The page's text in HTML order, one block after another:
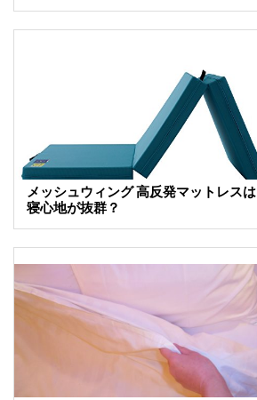
メッシュウィング 高反発マットレスは
寝心地が抜群？